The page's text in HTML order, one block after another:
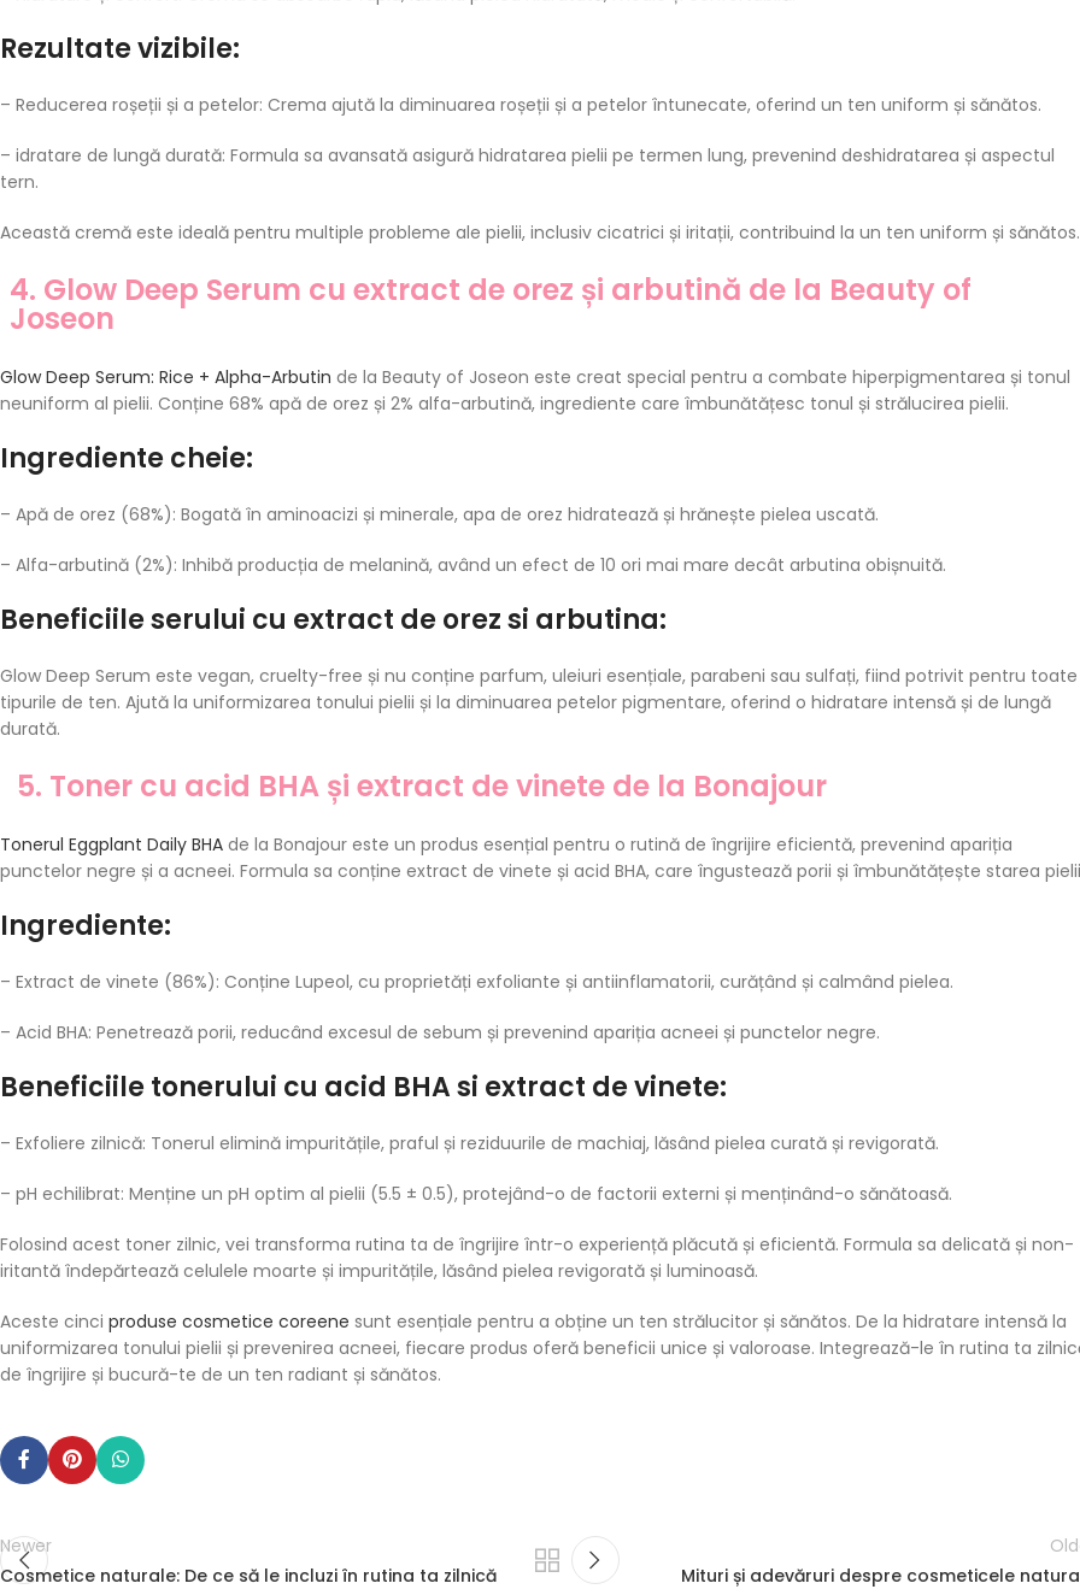
Rezultate vizibile:
– Reducerea roșeții și a petelor: Crema ajută la diminuarea roșeții și a petelor întunecate, oferind un ten uniform și sănătos.
– idratare de lungă durată: Formula sa avansată asigură hidratarea pielii pe termen lung, prevenind deshidratarea și aspectul
tern.
Această cremă este ideală pentru multiple probleme ale pielii, inclusiv cicatrici și iritații, contribuind la un ten uniform și
4. Glow Deep Serum cu extract de orez și arbutină de la Beauty of
Joseon
Glow Deep Serum: Rice + Alpha-Arbutin de la Beauty of Joseon este creat special pentru a combate hiperpigmentarea și tonul
neuniform al pielii. Conține 68% apă de orez și 2% alfa-arbutină, ingrediente care îmbunătățesc tonul și strălucirea pielii.
Ingrediente cheie:
– Apă de orez (68%): Bogată în aminoacizi și minerale, apa de orez hidratează și hrănește pielea uscată.
– Alfa-arbutină (2%): Inhibă producția de melanină, având un efect de 10 ori mai mare decât arbutina obișnuită.
Beneficiile serului cu extract de orez si arbutina:
Glow Deep Serum este vegan, cruelty-free și nu conține parfum, uleiuri esențiale, parabeni sau sulfați, fiind potrivit pentru toate
tipurile de ten. Ajută la uniformizarea tonului pielii și la diminuarea petelor pigmentare, oferind o hidratare intensă și de lungă
durată.
5. Toner cu acid BHA și extract de vinete de la Bonajour
Tonerul Eggplant Daily BHA de la Bonajour este un produs esențial pentru o rutină de îngrijire eficientă, prevenind apariția
punctelor negre și a acneei. Formula sa conține extract de vinete și acid BHA, care îngustează porii și îmbunătățește starea
Ingrediente:
– Extract de vinete (86%): Conține Lupeol, cu proprietăți exfoliante și antiinflamatorii, curățând și calmând pielea.
– Acid BHA: Penetrează porii, reducând excesul de sebum și prevenind apariția acneei și punctelor negre.
Beneficiile tonerului cu acid BHA si extract de vinete:
– Exfoliere zilnică: Tonerul elimină impuritățile, praful și reziduurile de machiaj, lăsând pielea curată și revigorată.
– pH echilibrat: Menține un pH optim al pielii (5.5 ± 0.5), protejând-o de factorii externi și menținând-o sănătoasă.
Folosind acest toner zilnic, vei transforma rutina ta de îngrijire într-o experiență plăcută și eficientă. Formula sa delicată și non-
iritantă îndepărtează celulele moarte și impuritățile, lăsând pielea revigorată și luminoasă.
Aceste cinci produse cosmetice coreene sunt esențiale pentru a obține un ten strălucitor și sănătos. De la hidratare intensă la
uniformizarea tonului pielii și prevenirea acneei, fiecare produs oferă beneficii unice și valoroase. Integrează-le în rutina ta
de îngrijire și bucură-te de un ten radiant și sănătos.
Newer
Cosmetice naturale: De ce să le incluzi în rutina ta zilnică
Mituri și adevăruri despre cosmeticele